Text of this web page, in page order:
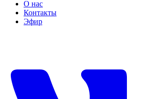
О нас
Контакты
Эфир